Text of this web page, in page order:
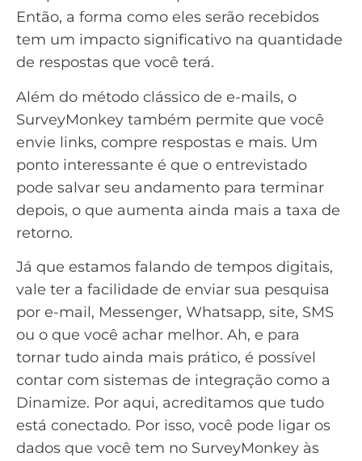
Então, a forma como eles serão recebidos
tem um impacto significativo na quantidade
de respostas que você terá.
Além do método clássico de e-mails, o
SurveyMonkey também permite que você
envie links, compre respostas e mais. Um
ponto interessante é que o entrevistado
pode salvar seu andamento para terminar
depois, o que aumenta ainda mais a taxa de
retorno.
Já que estamos falando de tempos digitais,
vale ter a facilidade de enviar sua pesquisa
por e-mail, Messenger, Whatsapp, site, SMS
ou o que você achar melhor. Ah, e para
tornar tudo ainda mais prático, é possível
contar com sistemas de integração como a
Dinamize. Por aqui, acreditamos que tudo
está conectado. Por isso, você pode ligar os
dados que você tem no SurveyMonkey às